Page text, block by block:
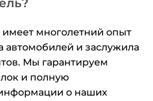
многолетний опыт
автомобилей и заслужила
Мы гарантируем
и полную
о наших